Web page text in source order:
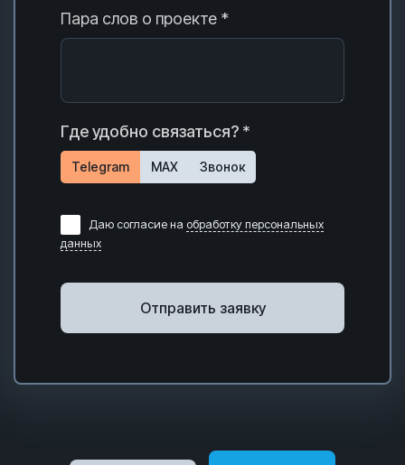
Пара слов о проекте *
Где удобно связаться? *
Telegram MAX Звонок
Даю согласие на обработку персональных
данных
Отправить заявку